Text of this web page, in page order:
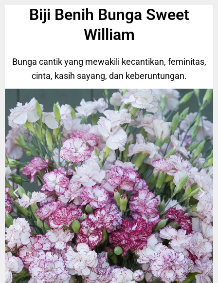
Biji Benih Bunga Sweet
William
Bunga cantik yang mewakili kecantikan, feminitas,
cinta, kasih sayang, dan keberuntungan.